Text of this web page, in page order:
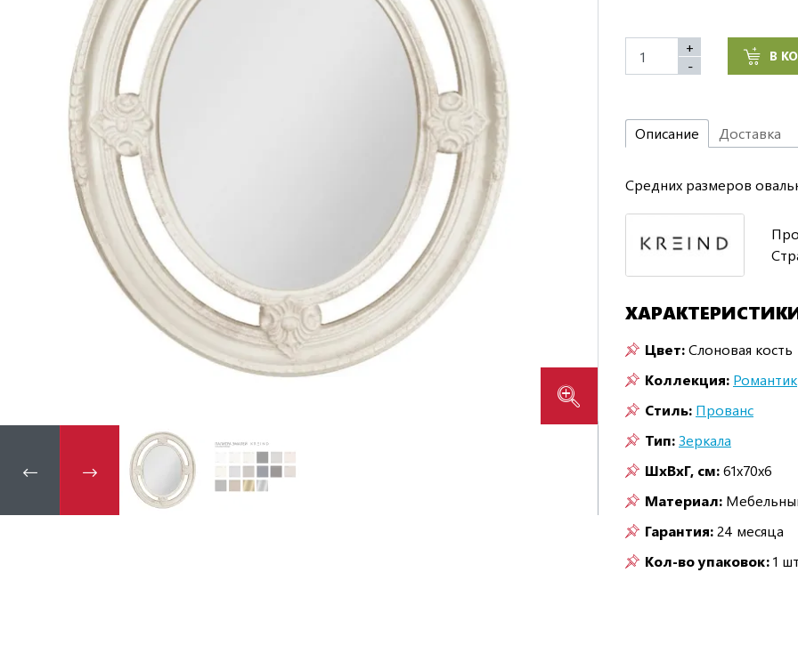
+
-
В
Описание Доставка
Средних размеров
Цвет:Слоновая кость
Коллекция: Романтик
Стиль: Прованс
Тип:Зеркала
ШxВxГ, см:61x70x6
Материал:
Гарантия:24 месяца
Кол-во упаковок:1